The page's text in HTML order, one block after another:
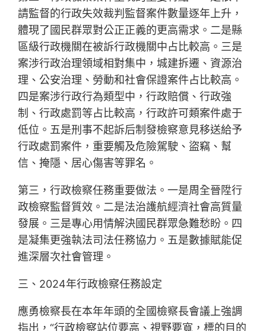
請監督的行政失效裁判監督案件數量逐年上升，
體現了國民群眾對公正正義的更高需求。二是縣
區級行政機關在被訴行政機關中占比較高。三是
案涉行政治理領域相對集中，城建拆遷、資源治
理、公安治理、勞動和社會保證案件占比較高。
四是案涉行政行為類型中，行政賠償、行政強
制、行政處罰等占比較高，行政許可類案件處于
低位。五是刑事不起訴后制發檢察意見移送給予
行政處罰案件，重要觸及危險駕駛、盜竊、幫
信、掩隱、居心傷害等罪名。
第三，行政檢察任務重要做法。一是周全晉陞行
政檢察監督質效。二是法治護航經濟社會高質量
發展。三是專心用情解決國民群眾急難愁盼。四
是凝集更強執法司法任務協力。五是數據賦能促
進深層次社會管理。
三、2024年行政檢察任務設定
應勇檢察長在本年年頭的全國檢察長會議上強調
指出，“行政檢察站位要高、視野要寬，標的目的